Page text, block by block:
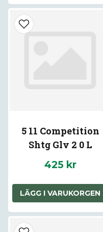
5 11 Competition
Shtg Glv 2 0 L
425 kr
LÄGG I VARUKORGEN